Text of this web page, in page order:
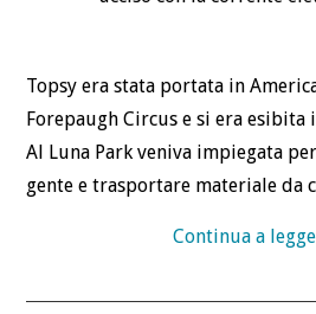
Topsy era stata portata in
Forepaugh Circus e si era
Al Luna Park veniva impiegata
gente e trasportare materiale da
Continua a